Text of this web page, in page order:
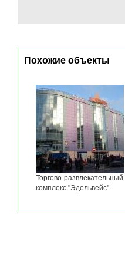
Похожие объекты
Торгово-развлекательный
комплекс "Эдельвейс".